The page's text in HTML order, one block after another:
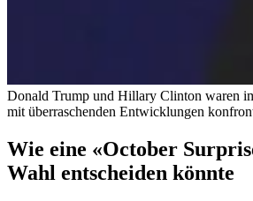
Donald Trump und Hillary Clinton waren
mit überraschenden Entwicklungen
Wie eine «October
Wahl entscheiden könnte